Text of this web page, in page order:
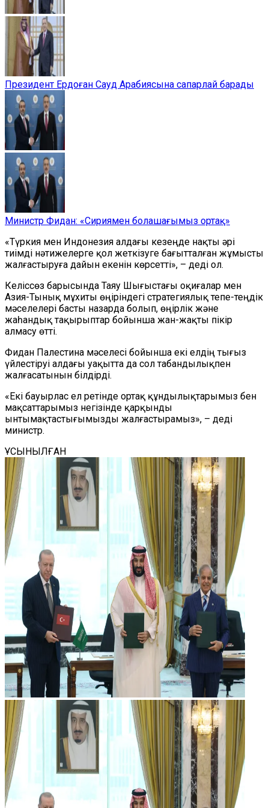
Президент Ердоған Сауд Арабиясына сапарлай барады
Министр Фидан: «Сириямен болашағымыз ортақ»
«Түркия мен Индонезия алдағы кезеңде нақты әрі
тиімді нәтижелерге қол жеткізуге бағытталған жұмысты
жалғастыруға дайын екенін көрсетті», – деді ол.
Келіссөз барысында Таяу Шығыстағы оқиғалар мен
Азия-Тынық мұхиты өңіріндегі стратегиялық тепе-теңдік
мәселелері басты назарда болып, өңірлік және
жаһандық тақырыптар бойынша жан-жақты пікір
алмасу өтті.
Фидан Палестина мәселесі бойынша екі елдің тығыз
үйлестіруі алдағы уақытта да сол табандылықпен
жалғасатынын білдірді.
«Екі бауырлас ел ретінде ортақ құндылықтарымыз бен
мақсаттарымыз негізінде қарқынды
ынтымақтастығымызды жалғастырамыз», – деді
министр.
ҰСЫНЫЛҒАН